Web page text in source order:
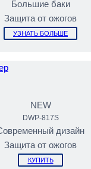
Большие баки
Защита от ожогов
УЗНАТЬ БОЛЬШЕ
NEW
DWP-817S
дизайн
Защита от ожогов
КУПИТЬ